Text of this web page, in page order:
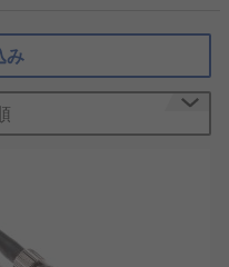
ク機器間のデータ
信設備、オフィス
ム、建物間通信な
す。
その周囲を覆うク
とクラッドの屈折
み